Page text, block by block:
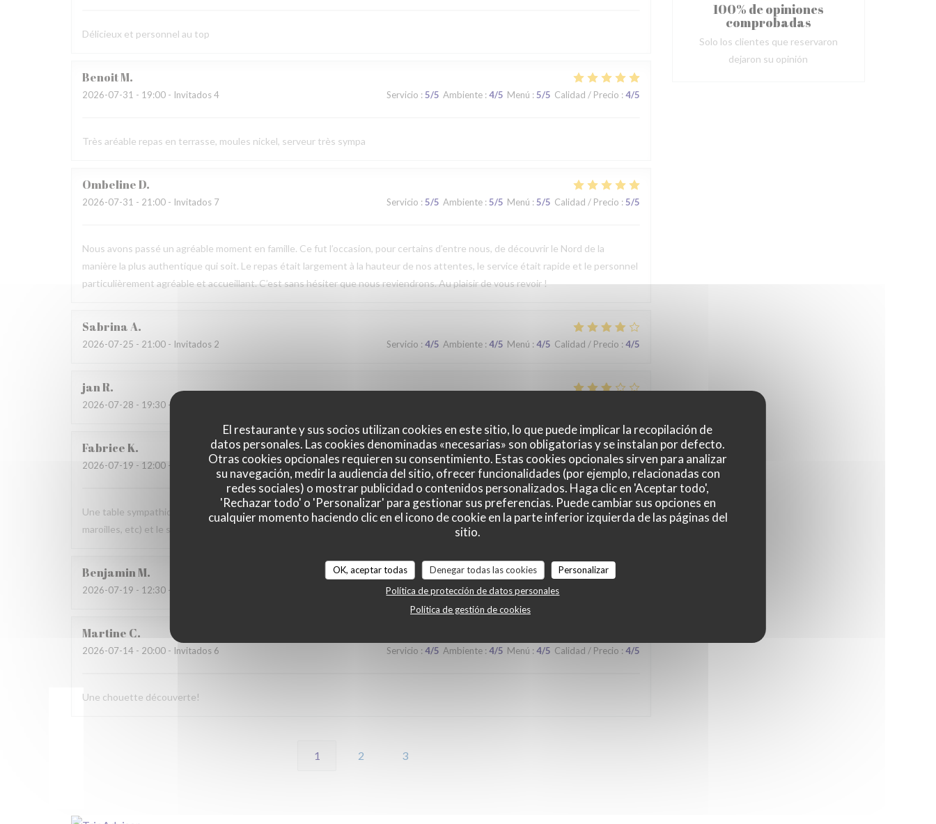
El restaurante y sus socios utilizan cookies en este sitio, lo que puede implicar la recopilación de
datos personales. Las cookies denominadas «necesarias» son obligatorias y se instalan por defecto.
Otras cookies opcionales requieren su consentimiento. Estas cookies opcionales sirven para analizar
su navegación, medir la audiencia del sitio, ofrecer funcionalidades (por ejemplo, relacionadas con
redes sociales) o mostrar publicidad o contenidos personalizados. Haga clic en 'Aceptar todo',
'Rechazar todo' o 'Personalizar' para gestionar sus preferencias. Puede cambiar sus opciones en
cualquier momento haciendo clic en el icono de cookie en la parte inferior izquierda de las páginas del
sitio.
OK, aceptar todas Denegar todas las cookies
Personalizar
Política de protección de datos personales
Política de gestión de cookies
Délicieux et personnel au top
BenoitM
2026-07-31 - 19:00 - Invitados 4 Servicio : 5/5 Ambiente: 4/5 Menú : 5/5 Calidad / Precio : 4/5
Très aréable repas en terrasse, moules nickel, serveur très sympa
OmbelineD
2026-07-31 - 21:00 - Invitados 7 Servicio : 5/5 Ambiente: 5/5 Menú : 5/5 Calidad / Precio : 5/5
Nous avons passé un agréable moment en famille. Ce fut l’occasion, pour certains d’entre nous, de découvrir le Nord de la
manière la plus authentique qui soit. Le repas était largement à la hauteur de nos attentes, le service était rapide et le personnel
particulièrement agréable et accueillant. C’est sans hésiter que nous reviendrons. Au plaisir de vous revoir !
SabrinaA
2026-07-25 - 21:00 - Invitados 2 Servicio : 4/5 Ambiente: 4/5 Menú : 4/5 Calidad / Precio : 4/5
janR
2026-07-28 - 19:30 - Invitados 2
FabriceK
2026-07-19 - 12:00 - Invitados 3 Servicio: 5/5 Ambiente:5 /5 Menú:4/5 Calidad / Precio: 5/5
Une table sympathique avec son atmosphère authentique. Nous avons apprécié notre déjeuner (moule, carbonade, flamiche au
maroilles, etc) et le service. Pourquoi pas y retourner lors d'un prochaine passage à Lilles.
Benjamin M
2026-07-19 - 12:30 - Invitados 2 Servicio:5/5 Ambiente: 5/5 Menú:5/5 Calidad / Precio
Martine C
2026-07-14 - 20:00 - Invitados 6 Servicio : 4/5 Ambiente: 4/5 Menú : 4/5 Calidad / Precio : 4/5
Une chouette découverte!
1 2 3
100% de opiniones
comprobadas
Solo los clientes que reservaron
dejaron su opinión